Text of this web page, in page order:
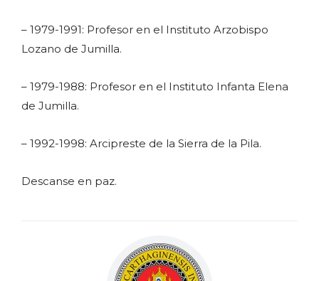
– 1979-1991: Profesor en el Instituto Arzobispo
Lozano de Jumilla.
– 1979-1988: Profesor en el Instituto Infanta Elena
de Jumilla.
– 1992-1998: Arcipreste de la Sierra de la Pila.
Descanse en paz.